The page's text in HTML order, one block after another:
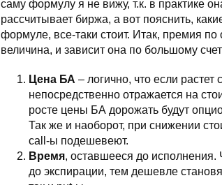
саму формулу я не вижу, т.к. в практике
рассчитывает биржа, а вот пояснить,
формуле, все-таки стоит. Итак, премия по
величина, и зависит она по большому
Цена БА – логично, что если растет
непосредственно отражается на
росте цены БА дорожать будут
Так же и наоборот, при снижении
call-ы подешевеют.
Время, оставшееся до
до экспирации, тем дешевле